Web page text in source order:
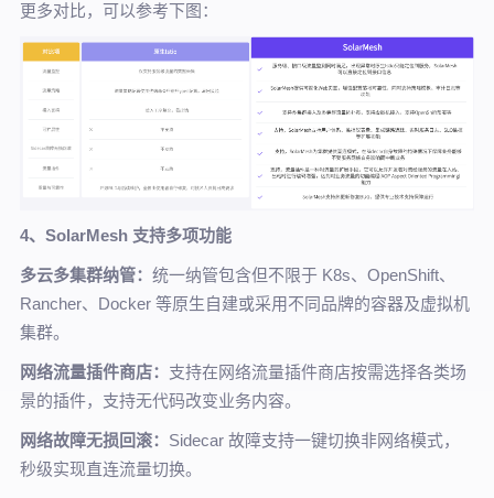
更多对比，可以参考下图：
4、SolarMesh 支持多项功能
多云多集群纳管： 统一纳管包含但不限于 K8s、OpenShift、
Rancher、Docker 等原生自建或采用不同品牌的容器及虚拟机
集群。
网络流量插件商店： 支持在网络流量插件商店按需选择各类场
景的插件，支持无代码改变业务内容。
网络故障无损回滚： Sidecar 故障支持一键切换非网络模式，
秒级实现直连流量切换。